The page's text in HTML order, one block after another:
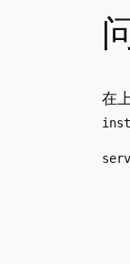
在